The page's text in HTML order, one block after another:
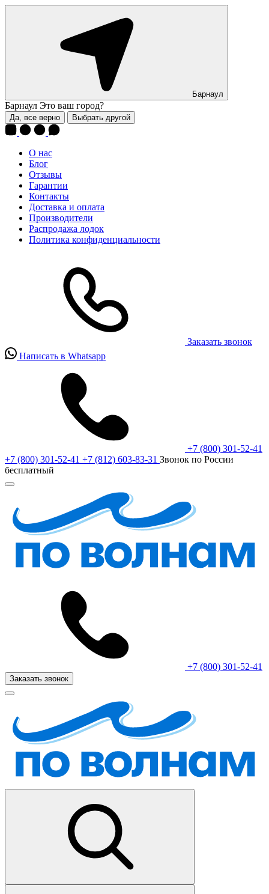
Барнаул
Барнаул Это ваш город?
Да, все верно Выбрать другой
О нас
Блог
Отзывы
Гарантии
Контакты
Доставка и оплата
Производители
Распродажа лодок
Политика конфиденциальности
Заказать звонок
Написать в Whatsapp
+7 (800) 301-52-41
+7 (800) 301-52-41 +7 (812) 603-83-31 Звонок по России
бесплатный
+7 (800) 301-52-41
Заказать звонок